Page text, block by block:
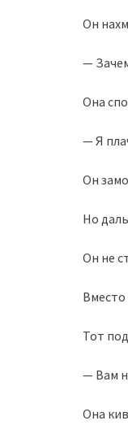
Он
—
Она
— Я
Он
Но
Он не
Вместо
Тот
— Вам
Она